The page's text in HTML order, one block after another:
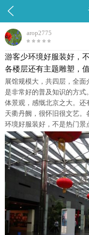

arop2775
游客少环境好服装好，
各楼层还有主题雕塑，
展馆规模大，共四层，全
是非常好的普及知识的方式
体景观，感慨北京之大。还
天衢丹阙，很怀旧很文艺
环境好服装好，不是热门景